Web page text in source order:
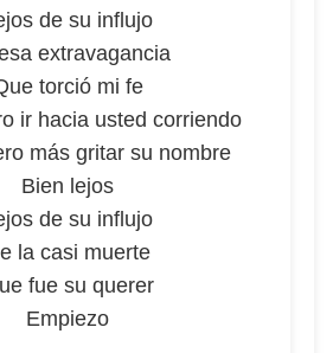
de su influjo
extravagancia
torció mi fe
ir hacia usted corriendo
más gritar su nombre
Bien lejos
de su influjo
la casi muerte
fue su querer
Empiezo